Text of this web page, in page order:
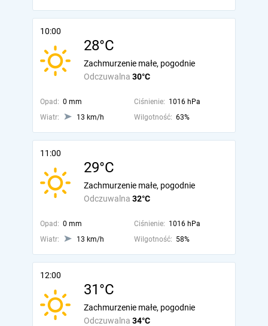
10:00
28°C
Odczuwalna 30°C
Zachmurzenie małe, pogodnie
Opad: 0 mm Ciśnienie: 1016 hPa
Wiatr:
13 km/h Wilgotność: 63%
11:00
29°C
Odczuwalna 32°C
Zachmurzenie małe, pogodnie
Opad: 0 mm Ciśnienie: 1016 hPa
Wiatr:
13 km/h Wilgotność: 58%
12:00
31°C
Odczuwalna 34°C
Zachmurzenie małe, pogodnie